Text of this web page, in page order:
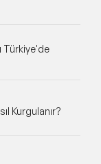
Türkiye'de
Kurgulanır?